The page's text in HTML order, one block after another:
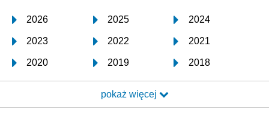
2026 2025 2024
2023 2022 2021
2020 2019 2018
2017 2016 2015
2014 2013 2012
pokaż więcej